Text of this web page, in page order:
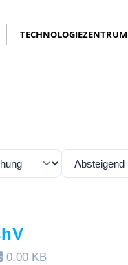
TECHNOLOGIEZENTRUM
0.00 KB